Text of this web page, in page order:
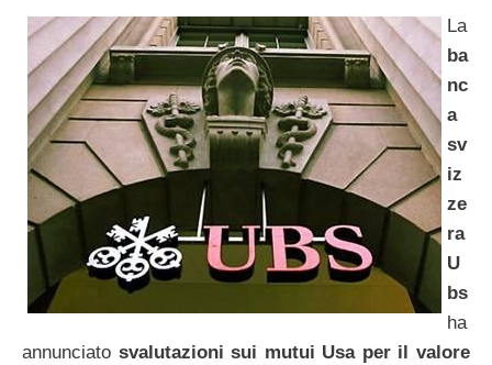
La
ba
nc
a
sv
iz
ze
ra
U
bs
ha
annunciato svalutazioni sui mutui Usa per il valore